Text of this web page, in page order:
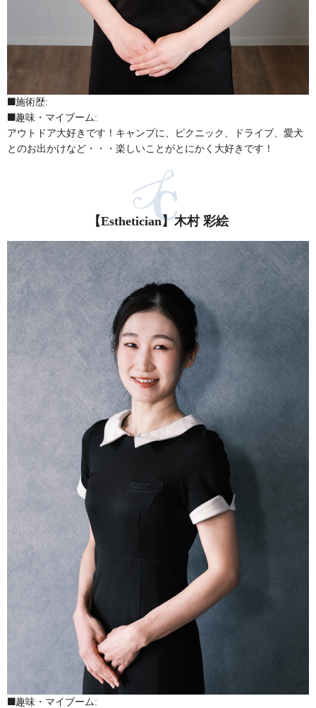
施術歴:
趣味・マイブーム:
アウトドア大好きです！キャンプに、ピクニック、ドライブ、愛犬
とのお出かけなど・・・楽しいことがとにかく大好きです！
【Esthetician】木村 彩絵
趣味・マイブーム: